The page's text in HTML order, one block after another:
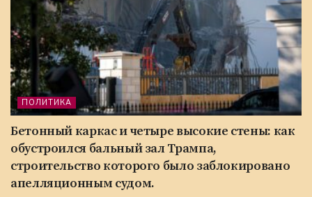
ПОЛИТИКА
Бетонный каркас и четыре высокие стены: как
обустроился бальный зал Трампа,
строительство которого было заблокировано
апелляционным судом.